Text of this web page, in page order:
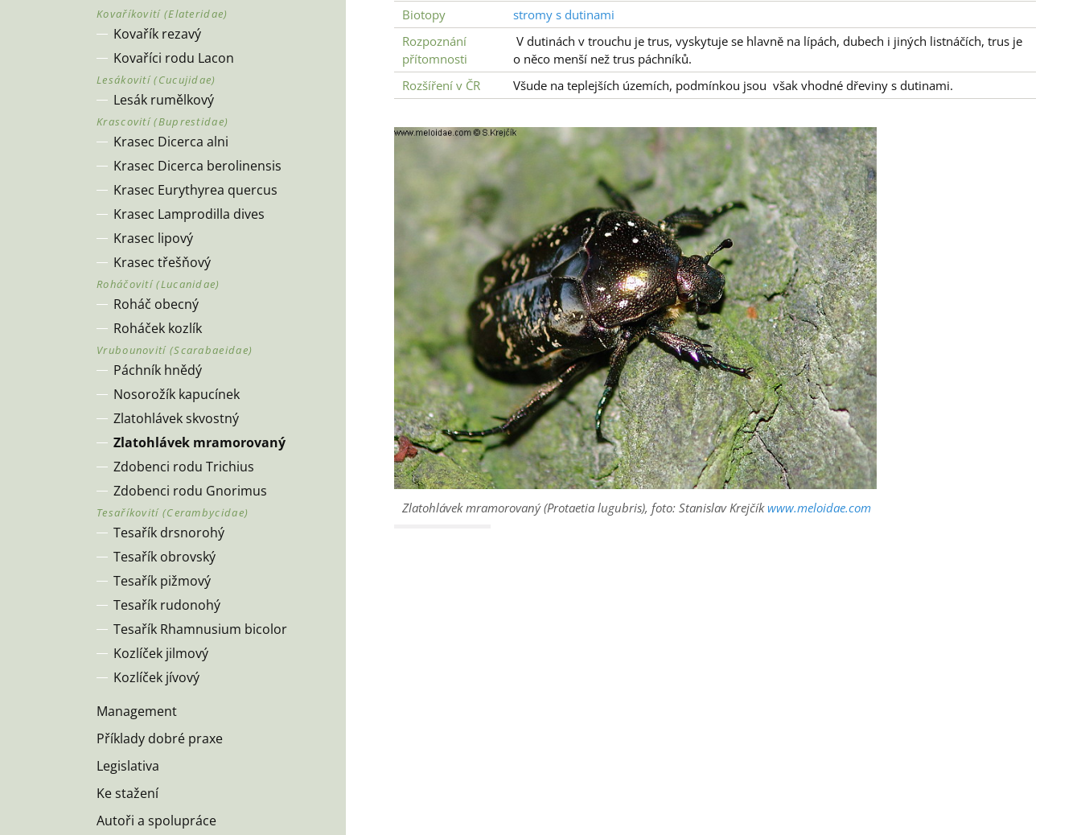
Kovařík rezavý
Kovaříci rodu Lacon
Lesák rumělkový
Krasec Dicerca alni
Krasec Dicerca berolinensis
Krasec Eurythyrea quercus
Krasec Lamprodilla dives
Krasec lipový
Krasec třešňový
Roháč obecný
Roháček kozlík
Páchník hnědý
Nosorožík kapucínek
Zlatohlávek skvostný
Zlatohlávek mramorovaný
Zdobenci rodu Trichius
Zdobenci rodu Gnorimus
Tesařík drsnorohý
Tesařík obrovský
Tesařík pižmový
Tesařík rudonohý
Tesařík Rhamnusium bicolor
Kozlíček jilmový
Kozlíček jívový
Management
Příklady dobré praxe
Legislativa
Ke stažení
Autoři a spolupráce
Biotopy
stromy s dutinami
Rozpoznání
přítomnosti
V dutinách v trouchu je trus, vyskytuje se hlavně na lípách, dubech i jiných listnáčích, trus je
o něco menší než trus páchníků.
Rozšíření v ČR
Všude na teplejších územích, podmínkou jsou však vhodné dřeviny s dutinami.
Zlatohlávek mramorovaný (Protaetia lugubris), foto: Stanislav Krejčíkwww.meloidae.com